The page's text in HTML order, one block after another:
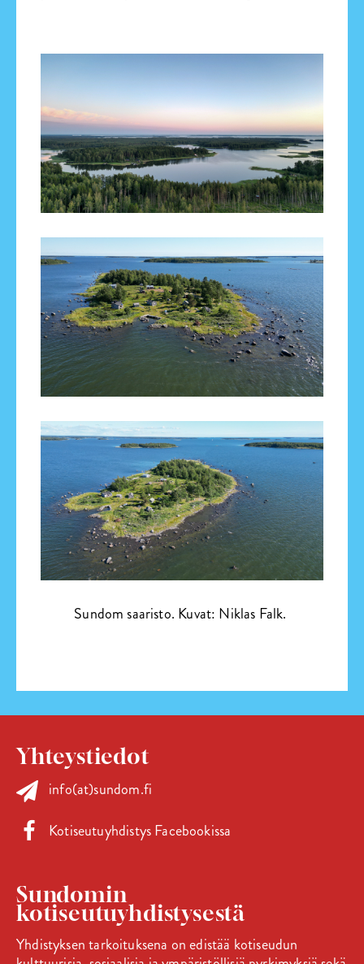
Sundom saaristo. Kuvat: Niklas Falk.
Yhteystiedot
info(at)sundom.fi
Kotiseutuyhdistys Facebookissa
Sundomin
kotiseutuyhdistysestä
Yhdistyksen tarkoituksena on edistää kotiseudun